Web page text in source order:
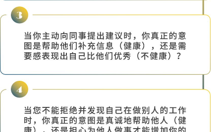
意图并考究自己的选
式，影响你在工作和
我提到 “ 陷入自动驾
机一样对待。飞行员